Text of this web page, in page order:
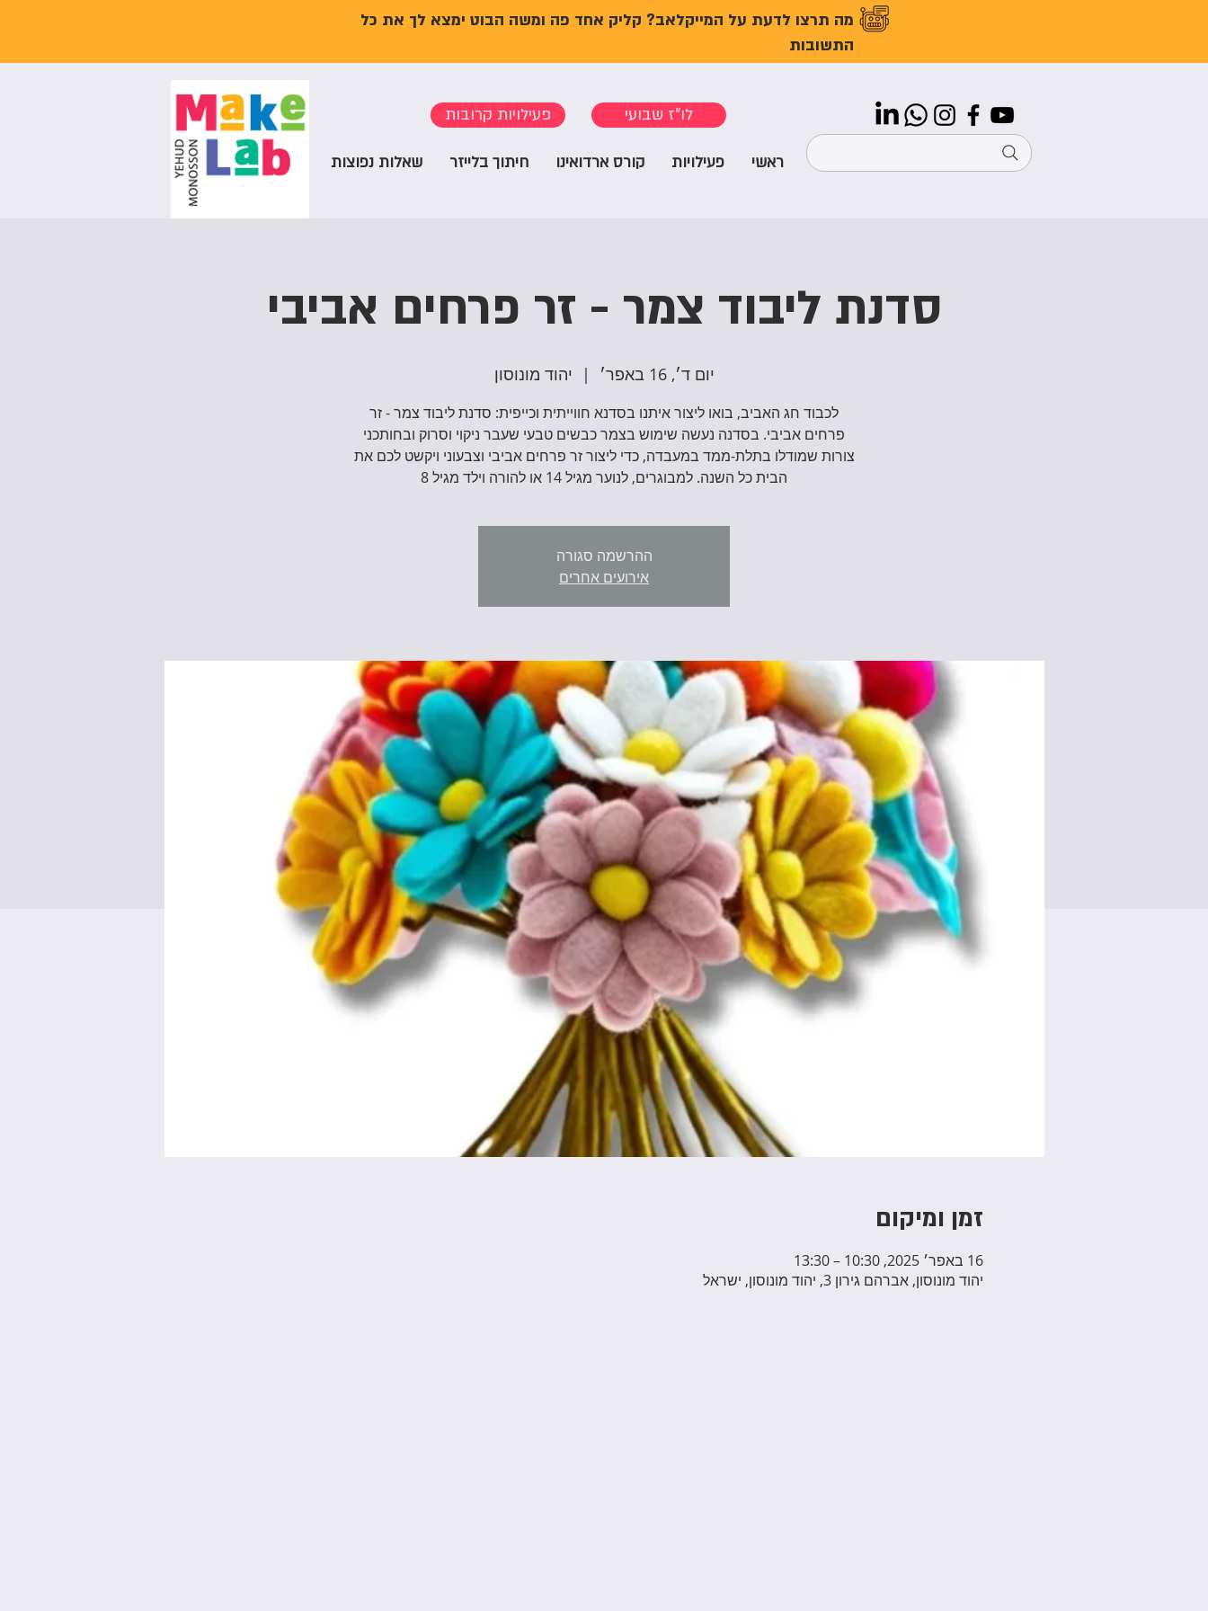
מה תרצו לדעת על המייקלאב? קליק אחד פה ומשה הבוט ימצא לך את כל
התשובות
פעילויות קרובות לו"ז שבועי
ראשי פעילויות קורס ארדואינו חיתוך בלייזר שאלות נפוצות
סדנת ליבוד צמר - זר פרחים אביבי
יום ד׳, 16 באפר׳
  |
יהוד מונוסון
לכבוד חג האביב, בואו ליצור איתנו בסדנא חווייתית וכייפית: סדנת ליבוד צמר - זר
פרחים אביבי. בסדנה נעשה שימוש בצמר כבשים טבעי שעבר ניקוי וסרוק ובחותכני
צורות שמודלו בתלת-ממד במעבדה, כדי ליצור זר פרחים אביבי וצבעוני ויקשט לכם את
הבית כל השנה. למבוגרים, לנוער מגיל 14 או להורה וילד מגיל 8
ההרשמה סגורה
אירועים אחרים
זמן ומיקום
16 באפר׳ 2025, 10:30 – 13:30
יהוד מונוסון, אברהם גירון 3, יהוד מונוסון, ישראל